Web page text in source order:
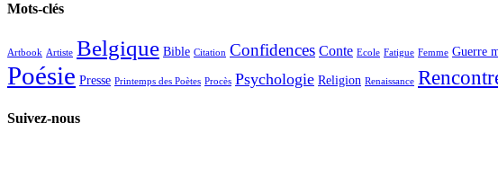
Mots-clés
Artbook Artiste Belgique Bible Citation Confidences Conte Ecole Fatigue Femme Guerre
Poésie Presse Printemps des Poètes Procès Psychologie Religion Renaissance
Suivez-nous